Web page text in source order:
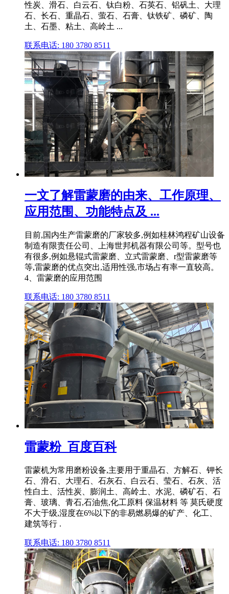
性炭、滑石、白云石、钛白粉、石英石、铝矾土、大理
石、长石、重晶石、萤石、石膏、钛铁矿、磷矿、陶
土、石墨、粘土、高岭土 ...
联系电话: 180 3780 8511
一文了解雷蒙磨的由来、工作原理、
应用范围、功能特点及 ...
目前,国内生产雷蒙磨的厂家较多,例如桂林鸿程矿山设备
制造有限责任公司、上海世邦机器有限公司等。型号也
有很多,例如悬辊式雷蒙磨、立式雷蒙磨、r型雷蒙磨等
等,雷蒙磨的优点突出,适用性强,市场占有率一直较高。
4、雷蒙磨的应用范围
联系电话: 180 3780 8511
雷蒙粉_百度百科
雷蒙机为常用磨粉设备,主要用于重晶石、方解石、钾长
石、滑石、大理石、石灰石、白云石、莹石、石灰、活
性白土、活性炭、膨润土、高岭土、水泥、磷矿石、石
膏、玻璃、青石,石油焦,化工原料 保温材料 等 莫氏硬度
不大于级,湿度在6%以下的非易燃易爆的矿产、化工、
建筑等行 .
联系电话: 180 3780 8511